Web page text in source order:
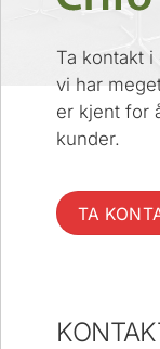
Ta kontakt
vi har
er kjent for
kunder.
TA